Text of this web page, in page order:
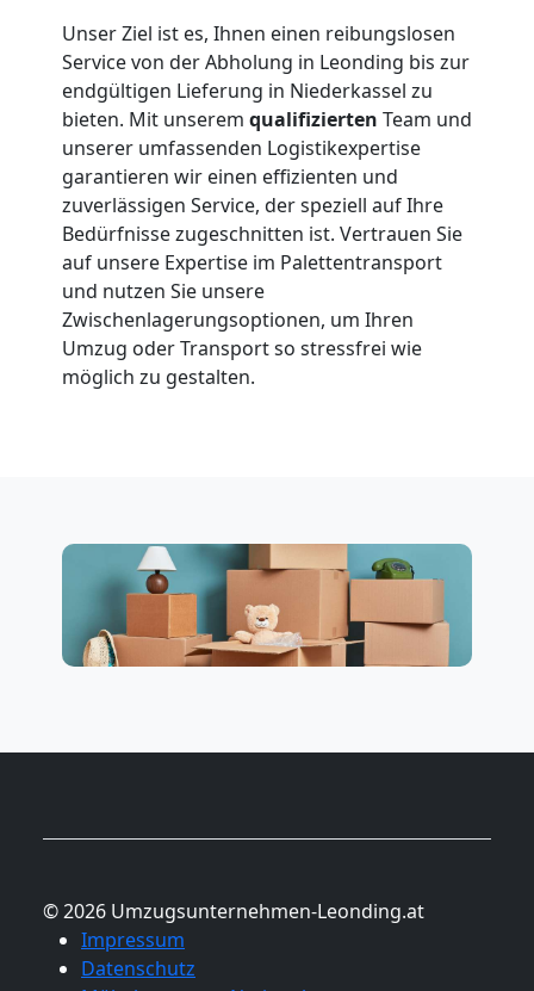
Unser Ziel ist es, Ihnen einen reibungslosen
Service von der Abholung in Leonding bis zur
endgültigen Lieferung in Niederkassel zu
bieten. Mit unserem qualifizierten Team und
unserer umfassenden Logistikexpertise
garantieren wir einen effizienten und
zuverlässigen Service, der speziell auf Ihre
Bedürfnisse zugeschnitten ist. Vertrauen Sie
auf unsere Expertise im Palettentransport
und nutzen Sie unsere
Zwischenlagerungsoptionen, um Ihren
Umzug oder Transport so stressfrei wie
möglich zu gestalten.
© 2026 Umzugsunternehmen-Leonding.at
Impressum
Datenschutz